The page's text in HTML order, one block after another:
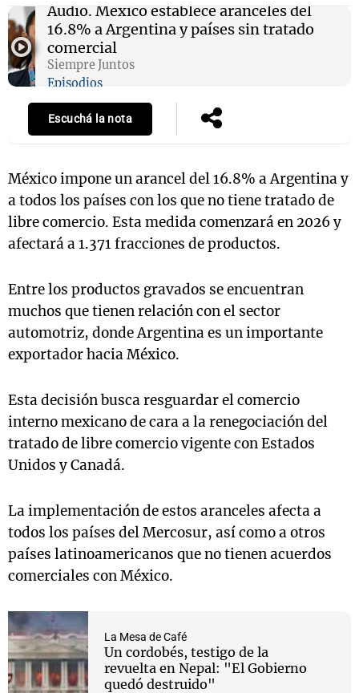
Audio. México establece aranceles del
16.8% a Argentina y países sin tratado
comercial
Siempre Juntos
Episodios
Escuchá la nota
México impone un arancel del 16.8% a Argentina y
a todos los países con los que no tiene tratado de
libre comercio. Esta medida comenzará en 2026 y
afectará a 1.371 fracciones de productos.
Entre los productos gravados se encuentran
muchos que tienen relación con el sector
automotriz, donde Argentina es un importante
exportador hacia México.
Esta decisión busca resguardar el comercio
interno mexicano de cara a la renegociación del
tratado de libre comercio vigente con Estados
Unidos y Canadá.
La implementación de estos aranceles afecta a
todos los países del Mercosur, así como a otros
países latinoamericanos que no tienen acuerdos
comerciales con México.
La Mesa de Café
Un cordobés, testigo de la
revuelta en Nepal: "El Gobierno
quedó destruido"